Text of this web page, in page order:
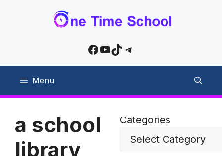
Facebook
YouTube
TikTokTelegram
Menu
a school
library
Categories